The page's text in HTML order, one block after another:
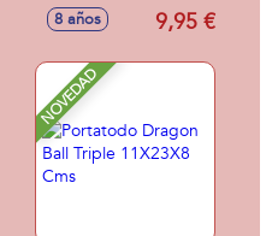
8 años 9,95 €
NOVEDAD